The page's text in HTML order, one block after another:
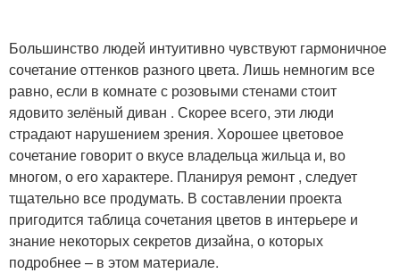
Большинство людей интуитивно чувствуют гармоничное
сочетание оттенков разного цвета. Лишь немногим все
равно, если в комнате с розовыми стенами стоит
ядовито зелёный диван . Скорее всего, эти люди
страдают нарушением зрения. Хорошее цветовое
сочетание говорит о вкусе владельца жильца и, во
многом, о его характере. Планируя ремонт , следует
тщательно все продумать. В составлении проекта
пригодится таблица сочетания цветов в интерьере и
знание некоторых секретов дизайна, о которых
подробнее – в этом материале.